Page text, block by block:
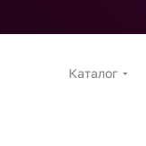
Каталог